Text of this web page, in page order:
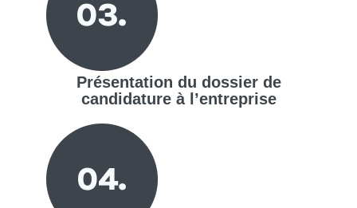
Présentation du dossier de
candidature à l’entreprise